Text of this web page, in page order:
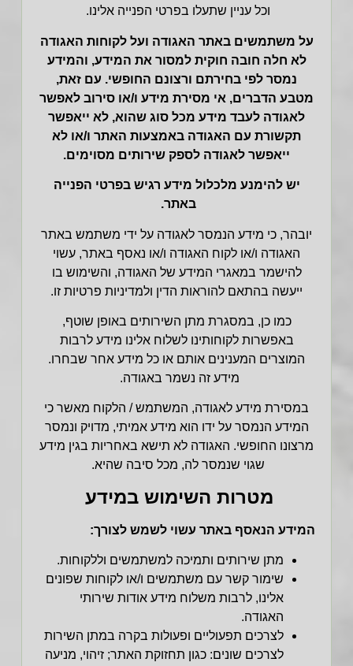
וכל עניין שתעלו בפרטי הפנייה אלינו.
על משתמשים באתר האגודה ועל לקוחות האגודה
לא חלה חובה חוקית למסור את המידע, והמידע
נמסר לפי בחירתם ורצונם החופשי. עם זאת,
מטבע הדברים, אי מסירת מידע ו/או סירוב לאפשר
לאגודה לעבד מידע מכל סוג שהוא, לא ייאפשר
תקשורת עם האגודה באמצעות האתר ו/או לא
ייאפשר לאגודה לספק שירותים מסוימים.
יש להימנע מלכלול מידע רגיש בפרטי הפנייה
באתר.
יובהר, כי מידע הנמסר לאגודה על ידי משתמש באתר
האגודה ו/או לקוח האגודה ו/או נאסף באתר, עשוי
להישמר במאגרי המידע של האגודה, והשימוש בו
ייעשה בהתאם להוראות הדין ולמדיניות פרטיות זו.
כמו כן, במסגרת מתן השירותים באופן שוטף,
באפשרות לקוחותינו לשלוח אלינו מידע לרבות
המוצרים המענינים אותם או כל מידע אחר שבחרו.
מידע זה נשמר באגודה.
במסירת מידע לאגודה, המשתמש / הלקוח מאשר כי
המידע הנמסר על ידו הוא מידע אמיתי, מדויק ונמסר
מרצונו החופשי. האגודה לא תישא באחריות בגין מידע
שגוי שנמסר לה, מכל סיבה שהיא.
מטרות השימוש במידע
המידע הנאסף באתר עשוי לשמש לצורך:
מתן שירותים ותמיכה למשתמשים וללקוחות.
שימור קשר עם משתמשים ו/או לקוחות שפונים
אלינו, לרבות משלוח מידע אודות שירותי
האגודה.
לצרכים תפעוליים ופעולות בקרה במתן השירות
לצרכים שונים: כגון תחזוקת האתר; זיהוי, מניעה